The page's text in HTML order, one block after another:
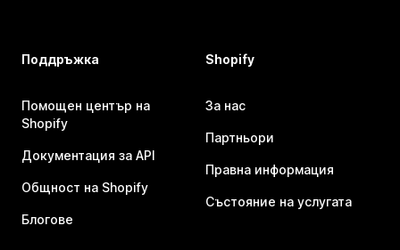
Поддръжка
Помощен център на
Shopify
Документация за API
Общност на Shopify
Блогове
Shopify
За нас
Партньори
Правна информация
Състояние на услугата